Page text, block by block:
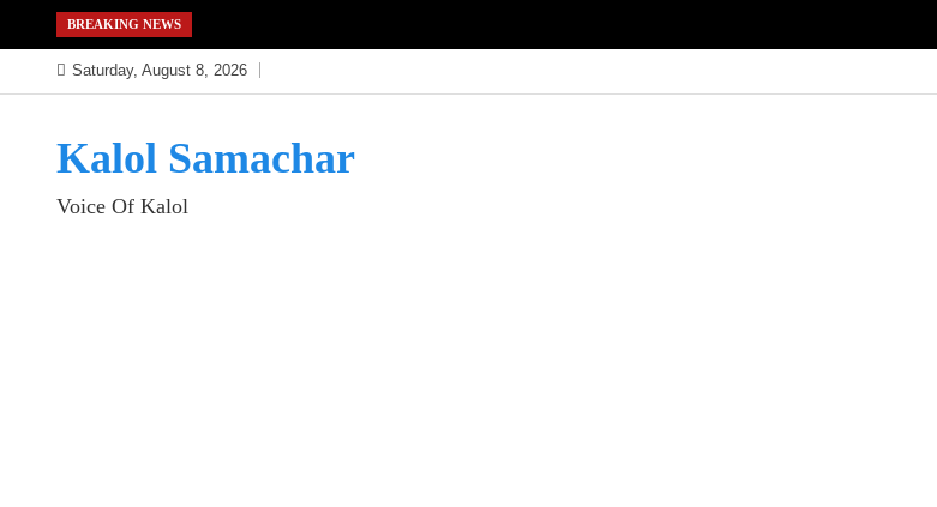
to
content
BREAKING NEWS
Saturday, August 8, 2026
Kalol Samachar
Voice Of Kalol